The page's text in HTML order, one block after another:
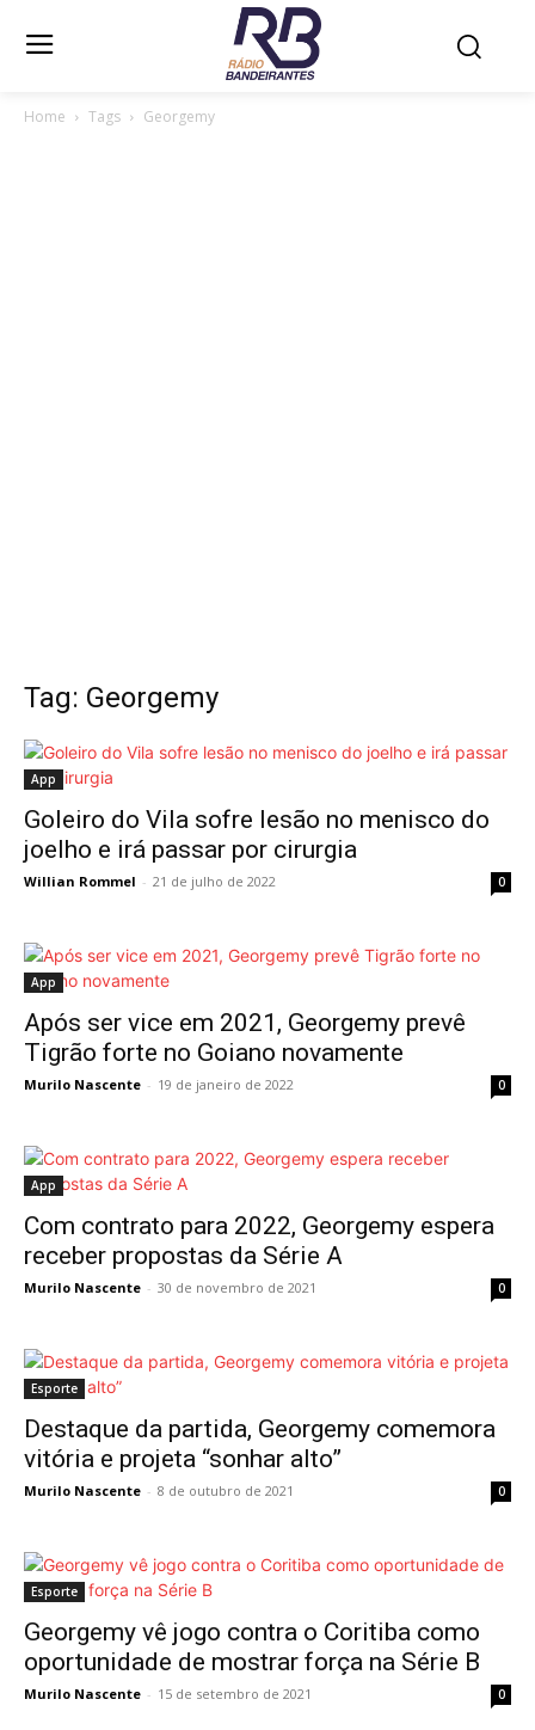
Home Tags Georgemy
Tag: Georgemy
App
Goleiro do Vila sofre lesão no menisco do
joelho e irá passar por cirurgia
Willian Rommel - 21 de julho de 2022 0
App
Após ser vice em 2021, Georgemy prevê
Tigrão forte no Goiano novamente
Murilo Nascente - 19 de janeiro de 2022 0
App
Com contrato para 2022, Georgemy espera
receber propostas da Série A
Murilo Nascente - 30 de novembro de 2021 0
Esporte
Destaque da partida, Georgemy comemora
vitória e projeta “sonhar alto”
Murilo Nascente - 8 de outubro de 2021 0
Esporte
Georgemy vê jogo contra o Coritiba como
oportunidade de mostrar força na Série B
Murilo Nascente - 15 de setembro de 2021 0